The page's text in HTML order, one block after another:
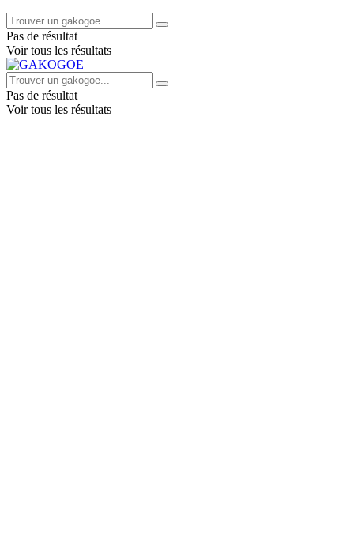
Pas de résultat
Voir tous les résultats
Pas de résultat
Voir tous les résultats